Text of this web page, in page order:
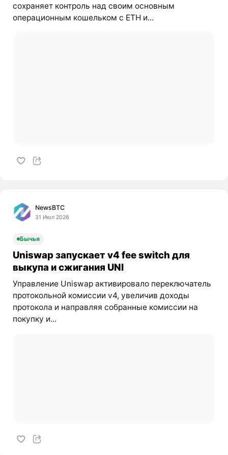
сохраняет контроль над своим основным
операционным кошельком с ETH и...
NewsBTC
31 Июл 2026
Бычья
Uniswap запускает v4 fee switch для
выкупа и сжигания UNI
Управление Uniswap активировало переключатель
протокольной комиссии v4, увеличив доходы
протокола и направляя собранные комиссии на
покупку и...